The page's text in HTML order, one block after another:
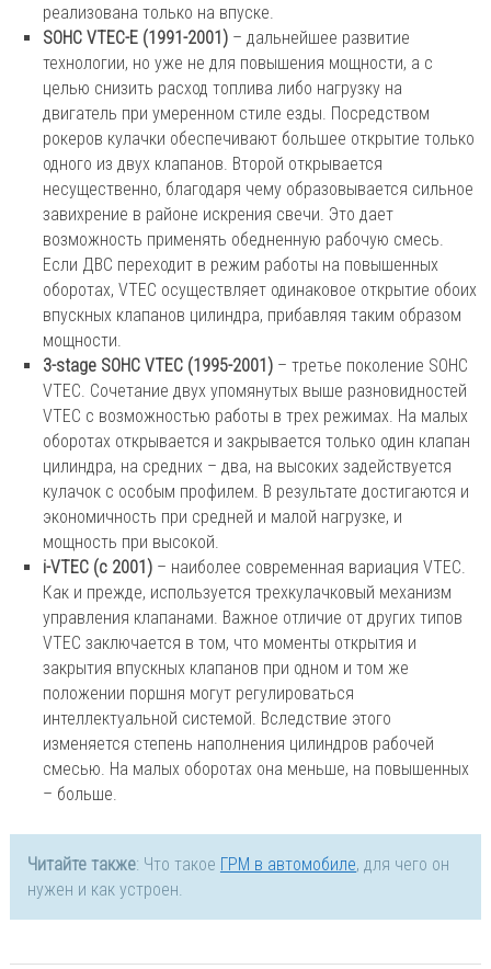
реализована только на впуске.
SOHC VTEC-E (1991-2001) – дальнейшее развитие
технологии, но уже не для повышения мощности, а с
целью снизить расход топлива либо нагрузку на
двигатель при умеренном стиле езды. Посредством
рокеров кулачки обеспечивают большее открытие только
одного из двух клапанов. Второй открывается
несущественно, благодаря чему образовывается сильное
завихрение в районе искрения свечи. Это дает
возможность применять обедненную рабочую смесь.
Если ДВС переходит в режим работы на повышенных
оборотах, VTEC осуществляет одинаковое открытие обоих
впускных клапанов цилиндра, прибавляя таким образом
мощности.
3-stage SOHC VTEC (1995-2001) – третье поколение SOHC
VTEC. Сочетание двух упомянутых выше разновидностей
VTEC с возможностью работы в трех режимах. На малых
оборотах открывается и закрывается только один клапан
цилиндра, на средних – два, на высоких задействуется
кулачок с особым профилем. В результате достигаются и
экономичность при средней и малой нагрузке, и
мощность при высокой.
i-VTEC (с 2001) – наиболее современная вариация VTEC.
Как и прежде, используется трехкулачковый механизм
управления клапанами. Важное отличие от других типов
VTEC заключается в том, что моменты открытия и
закрытия впускных клапанов при одном и том же
положении поршня могут регулироваться
интеллектуальной системой. Вследствие этого
изменяется степень наполнения цилиндров рабочей
смесью. На малых оборотах она меньше, на повышенных
– больше.
Читайте также: Что такое ГРМ в автомобиле, для чего он
нужен и как устроен.